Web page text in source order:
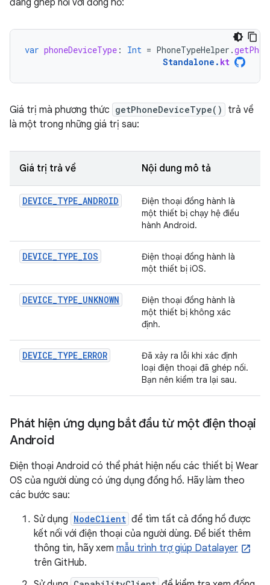
đang ghép nối với đồng hồ:
var phoneDeviceType : Int = PhoneTypeHelper .
Standalone . kt
Giá trị mà phương thức getPhoneDeviceType()
trả về
là một trong những giá trị sau:
Giá trị trả về Nội dung mô tả
DEVICE_TYPE_ANDROID
Điện thoại đồng hành là
một thiết bị chạy hệ điều
hành Android.
DEVICE_TYPE_IOS
Điện thoại đồng hành là
một thiết bị iOS.
DEVICE_TYPE_UNKNOWN
Điện thoại đồng hành là
một thiết bị không xác
định.
DEVICE_TYPE_ERROR
Đã xảy ra lỗi khi xác định
loại điện thoại đã ghép nối.
Bạn nên kiểm tra lại sau.
Phát hiện ứng dụng bắt đầu từ một điện thoại
Android
Điện thoại Android có thể phát hiện nếu các thiết bị Wear
OS của người dùng có ứng dụng đồng hồ. Hãy làm theo
các bước sau:
Sử dụng NodeClient để tìm tất cả đồng hồ được
kết nối với điện thoại của người dùng. Để biết thêm
thông tin, hãy xem mẫu trình trợ giúp Datalayer
trên GitHub.